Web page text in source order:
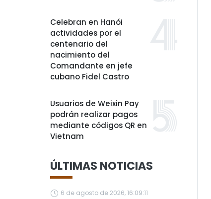
Celebran en Hanói
actividades por el
centenario del
nacimiento del
Comandante en jefe
cubano Fidel Castro
Usuarios de Weixin Pay
podrán realizar pagos
mediante códigos QR en
Vietnam
ÚLTIMAS NOTICIAS
6 de agosto de 2026, 16:09:11